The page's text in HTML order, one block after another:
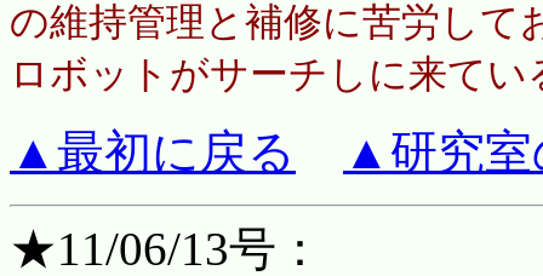
の維持管理と補修に苦労し
ロボットがサーチしに来て
▲最初に戻る
▲研究室
★11/06/13号：